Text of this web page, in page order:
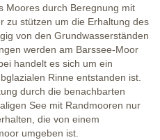
Moores durch Beregnung mit
zu stützen um die Erhaltung des
von den Grundwasserständen
werden am Barssee-Moor
handelt es sich um ein
Rinne entstanden ist.
durch die benachbarten
See mit Randmooren nur
die von einem
umgeben ist.